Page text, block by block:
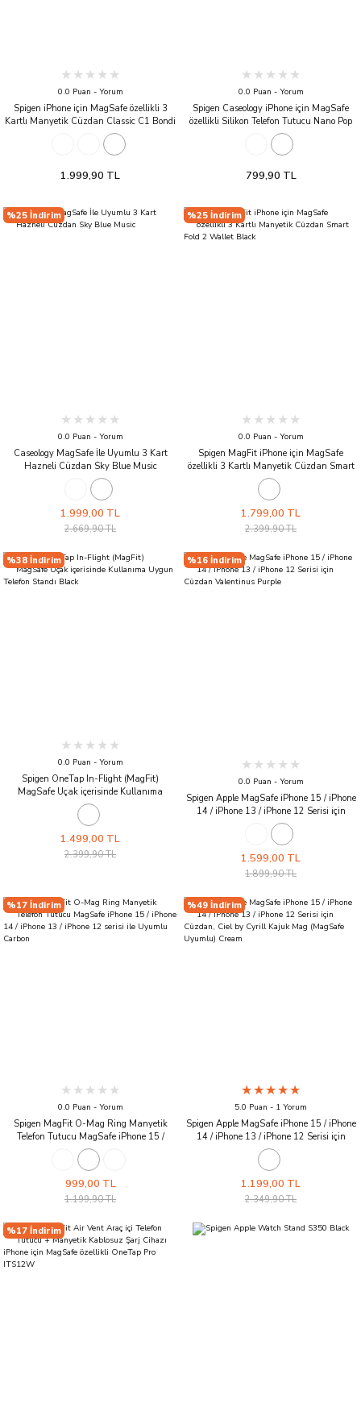
0.0 Puan - Yorum
Spigen iPhone için MagSafe özellikli 3
Kartlı Manyetik Cüzdan Classic C1 Bondi
1.999,90 TL
0.0 Puan - Yorum
Spigen Caseology iPhone için MagSafe
özellikli Silikon Telefon Tutucu Nano Pop
Black Sesame
799,90 TL
%25 İndirim
0.0 Puan - Yorum
Caseology MagSafe İle Uyumlu 3 Kart
Hazneli Cüzdan Sky Blue Music
1.999,00 TL
2.669,90 TL
%25 İndirim
0.0 Puan - Yorum
Spigen MagFit iPhone için MagSafe
özellikli 3 Kartlı Manyetik Cüzdan Smart
Fold 2 Wallet Black
1.799,00 TL
2.399,90 TL
%38 İndirim
0.0 Puan - Yorum
Spigen OneTap In-Flight (MagFit)
MagSafe Uçak içerisinde Kullanıma
Uygun Telefon Standı Black
1.499,00 TL
2.399,90 TL
%16 İndirim
0.0 Puan - Yorum
Spigen Apple MagSafe iPhone 15 / iPhone
14 / iPhone 13 / iPhone 12 Serisi için
Cüzdan Valentinus Purple
1.599,00 TL
1.899,90 TL
%17 İndirim
0.0 Puan - Yorum
Spigen MagFit O-Mag Ring Manyetik
Telefon Tutucu MagSafe iPhone 15 /
iPhone 14 / iPhone 13 / iPhone 12 serisi ile
Uyumlu Carbon
999,00 TL
1.199,90 TL
%49 İndirim
5.0 Puan - 1 Yorum
Spigen Apple MagSafe iPhone 15 / iPhone
14 / iPhone 13 / iPhone 12 Serisi için
Cüzdan, Ciel by Cyrill Kajuk Mag
(MagSafe Uyumlu) Cream
1.199,00 TL
2.349,90 TL
%17 İndirim